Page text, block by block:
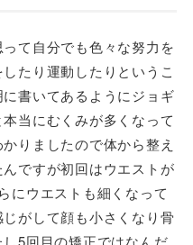
て自分でも色々な努力を
たり運動したりというこ
書いてあるようにジョギ
当にむくみが多くなって
りましたので体から整え
ですが初回はウエストが
にウエストも細くなって
がして顔も小さくなり骨
5回目の矯正ではなんだ